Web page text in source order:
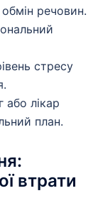
речовин.
стресу
або лікар
план.
втрати